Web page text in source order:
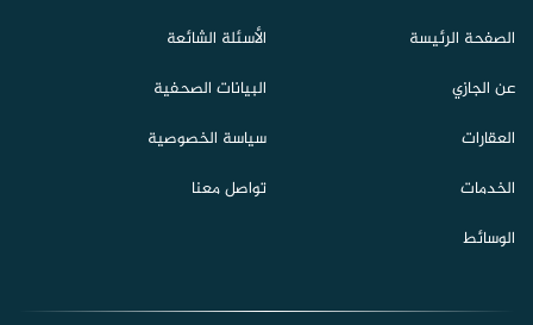
الصفحة الرئيسة
عن الجازي
العقارات
الخدمات
الوسائط
الأسئلة الشائعة
البيانات الصحفية
سياسة الخصوصية
تواصل معنا